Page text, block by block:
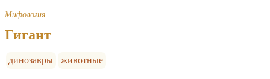
Мифология
Гигант
динозавры животные